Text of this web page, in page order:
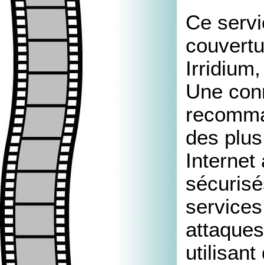
Ce
Une
des
Internet
utilisant